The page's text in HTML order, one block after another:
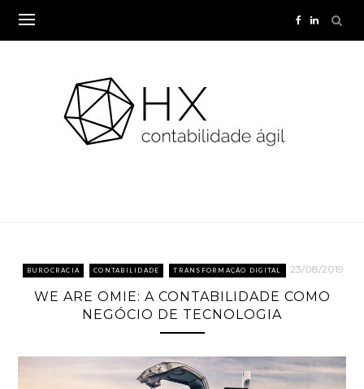
content
BUROCRACIA CONTABILIDADE TRANSFORMAÇÃO DIGITAL 23/08/2019
WE ARE OMIE: A CONTABILIDADE COMO
NEGÓCIO DE TECNOLOGIA